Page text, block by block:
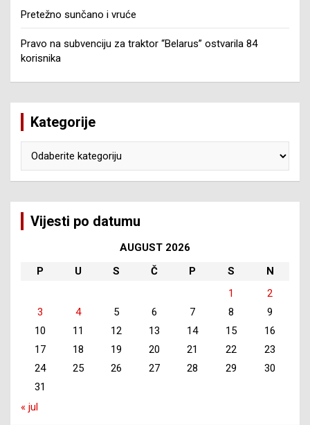
Pretežno sunčano i vruće
Pravo na subvenciju za traktor “Belarus” ostvarila 84
korisnika
Kategorije
Vijesti po datumu
AUGUST 2026
P
U S Č P S
N
1
2
3
4 5 6 7 8
9
10
11 12 13 14 15
16
17
18 19 20 21 22
23
24
25 26 27 28 29
30
31
« jul